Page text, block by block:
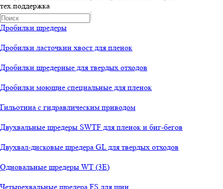
тех.поддержка
Дробилки шредеры
Дробилки ласточкин хвост для пленок
Дробилки шредерные для твердых отходов
Дробилки моющие специальные для пленок
Гильотина с гидравлическим приводом
Двухвальные шредеры SWTF для пленок и биг-бегов
Двухвал-дисковые шредера GL для твердых отходов
Одновальные шредеры WT (3E)
Четырехвальные шредера FS для шин